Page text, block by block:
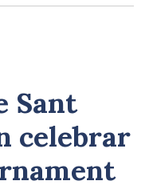
Sant
celebrar